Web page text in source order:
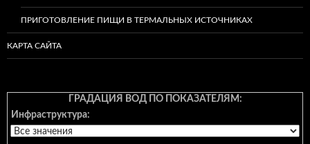
ПРИГОТОВЛЕНИЕ ПИЩИ В ТЕРМАЛЬНЫХ ИСТОЧНИКАХ
КАРТА САЙТА
ГРАДАЦИЯ ВОД ПО ПОКАЗАТЕЛЯМ:
Инфраструктура: